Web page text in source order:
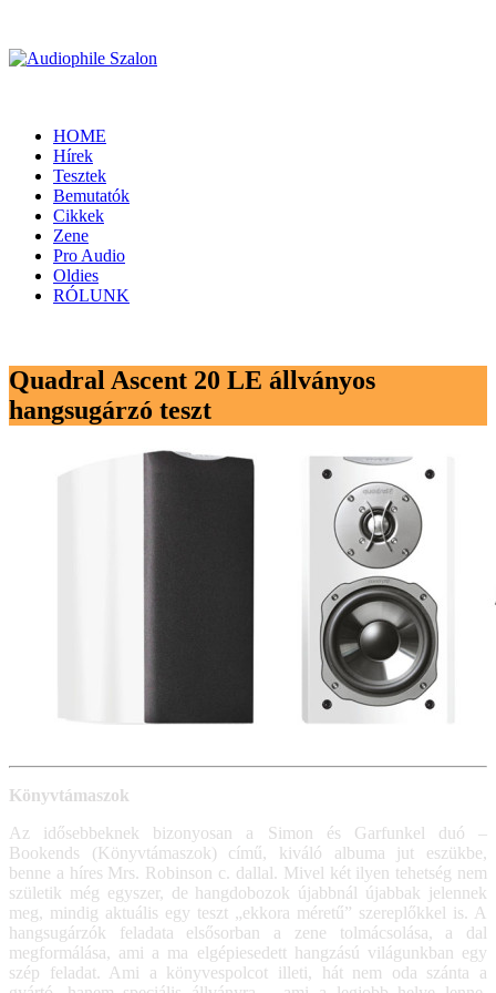
HOME
Hírek
Tesztek
Bemutatók
Cikkek
Zene
Pro Audio
Oldies
RÓLUNK
Quadral Ascent 20 LE állványos
hangsugárzó teszt
Könyvtámaszok
Az idősebbeknek bizonyosan a Simon és Garfunkel duó –
Bookends (Könyvtámaszok) című, kiváló albuma jut eszükbe,
benne a híres Mrs. Robinson c. dallal. Mivel két ilyen tehetség nem
születik még egyszer, de hangdobozok újabbnál újabbak jelennek
meg, mindig aktuális egy teszt „ekkora méretű” szereplőkkel is. A
hangsugárzók feladata elsősorban a zene tolmácsolása, a dal
megformálása, ami a ma elgépiesedett hangzású világunkban egy
szép feladat. Ami a könyvespolcot illeti, hát nem oda szánta a